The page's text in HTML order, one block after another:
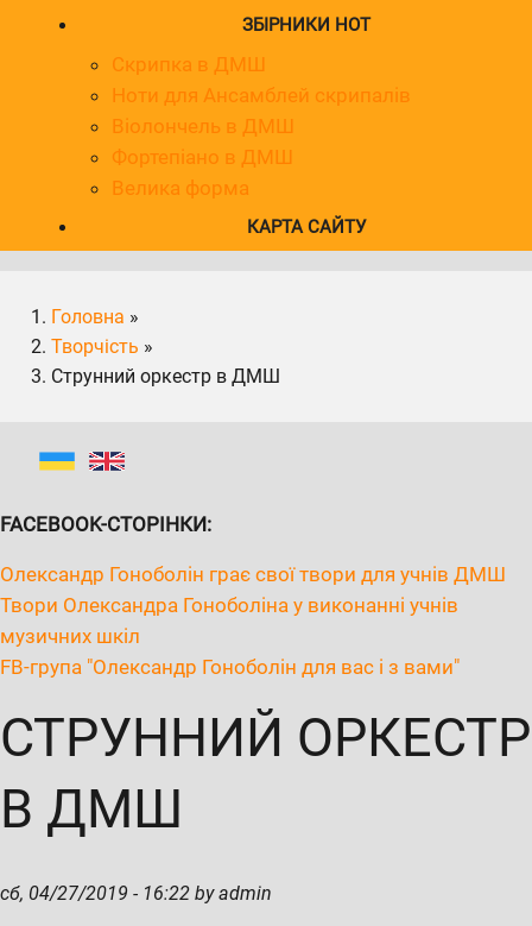
ЗБІРНИКИ НОТ
Скрипка в ДМШ
Ноти для Ансамблей скрипалів
Віолончель в ДМШ
Фортепіано в ДМШ
Велика форма
КАРТА САЙТУ
Головна »
Творчість »
Струнний оркестр в ДМШ
FACEBOOK-СТОРІНКИ:
Олександр Гоноболін грає свої твори для учнів ДМШ
Твори Олександра Гоноболіна у виконанні учнів
музичних шкіл
FB-група "Олександр Гоноболін для вас і з вами"
СТРУННИЙ ОРКЕСТР
В ДМШ
сб, 04/27/2019 - 16:22 by admin